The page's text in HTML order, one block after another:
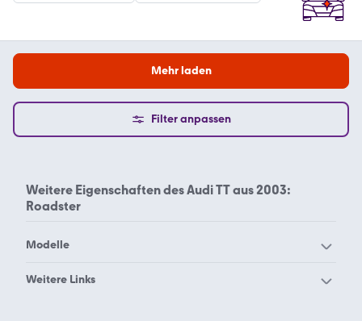
Mehr laden
Filter anpassen
Weitere Eigenschaften desAudi TT aus 2003:
Roadster
Modelle
Audi 100
Weitere Links